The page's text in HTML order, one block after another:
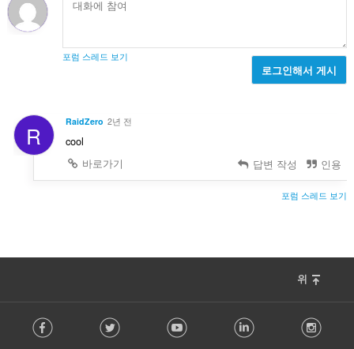
포럼 스레드 보기
로그인해서 게시
R RaidZero 2년 전
cool
바로가기
답변 작성 인용
포럼 스레드 보기
위
o Facebook Twitter Youtube LinkedIn